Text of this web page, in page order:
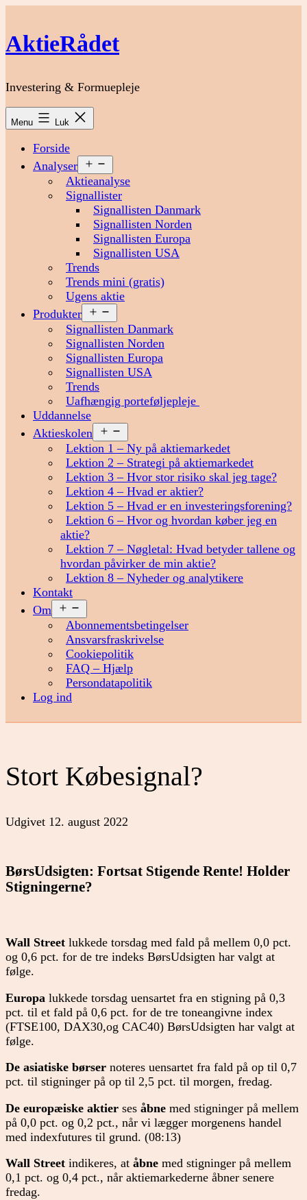
indhold
AktieRådet
Investering & Formuepleje
Menu Luk
Forside
Analyser
menu
Aktieanalyse
Signallister
Signallisten Danmark
Signallisten Norden
Signallisten Europa
Signallisten USA
Trends
Trends mini (gratis)
Ugens aktie
Produkter
menu
Signallisten Danmark
Signallisten Norden
Signallisten Europa
Signallisten USA
Trends
Uafhængig porteføljepleje
Uddannelse
Aktieskolen
menu
Lektion 1 – Ny på aktiemarkedet
Lektion 2 – Strategi på aktiemarkedet
Lektion 3 – Hvor stor risiko skal jeg tage?
Lektion 4 – Hvad er aktier?
Lektion 5 – Hvad er en investeringsforening?
Lektion 6 – Hvor og hvordan køber jeg en
aktie?
Lektion 7 – Nøgletal: Hvad betyder tallene og
hvordan påvirker de min aktie?
Lektion 8 – Nyheder og analytikere
Kontakt
Om
menu
Abonnementsbetingelser
Ansvarsfraskrivelse
Cookiepolitik
FAQ – Hjælp
Persondatapolitik
Log ind
Stort Købesignal?
Udgivet 12. august 2022
BørsUdsigten: Fortsat Stigende Rente! Holder
Stigningerne?
Wall Street lukkede torsdag med fald på mellem 0,0 pct.
og 0,6 pct. for de tre indeks BørsUdsigten har valgt at
følge.
Europa lukkede torsdag uensartet fra en stigning på 0,3
pct. til et fald på 0,6 pct. for de tre toneangivne index
(FTSE100, DAX30,og CAC40) BørsUdsigten har valgt at
følge.
De asiatiske børser noteres uensartet fra fald på op til 0,7
pct. til stigninger på op til 2,5 pct. til morgen, fredag.
De europæiske aktier ses åbne med stigninger på mellem
på 0,0 pct. og 0,2 pct., når vi lægger morgenens handel
med indexfutures til grund. (08:13)
Wall Street indikeres, at åbne med stigninger på mellem
0,1 pct. og 0,4 pct., når aktiemarkederne åbner senere
fredag.